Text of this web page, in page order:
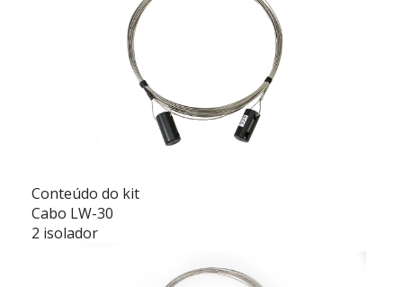
Conteúdo do kit
Cabo LW-30
2 isolador